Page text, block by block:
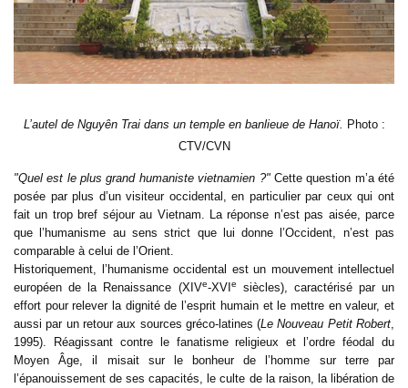
L’autel de Nguyên Trai dans un temple en banlieue de Hanoï. Photo :
CTV/CVN
"Quel est le plus grand humaniste vietnamien ?" Cette question m’a été
posée par plus d’un visiteur occidental, en particulier par ceux qui ont
fait un trop bref séjour au Vietnam. La réponse n’est pas aisée, parce
que l’humanisme au sens strict que lui donne l’Occident, n’est pas
comparable à celui de l’Orient.
Historiquement, l’humanisme occidental est un mouvement intellectuel
européen de la Renaissance (XIVe-XVI e
siècles), caractérisé par un
effort pour relever la dignité de l’esprit humain et le mettre en valeur, et
aussi par un retour aux sources gréco-latines (Le Nouveau Petit Robert,
1995). Réagissant contre le fanatisme religieux et l’ordre féodal du
Moyen Âge, il misait sur le bonheur de l’homme sur terre par
l’épanouissement de ses capacités, le culte de la raison, la libération de